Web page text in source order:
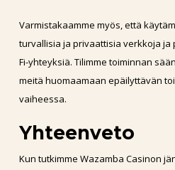
Varmistakaamme myös, että
turvallisia ja privaattisia verkkoja ja
Fi-yhteyksiä. Tilimme toiminnan
meitä huomaamaan epäilyttävän
vaiheessa.
Yhteenveto
Kun tutkimme Wazamba Casinon